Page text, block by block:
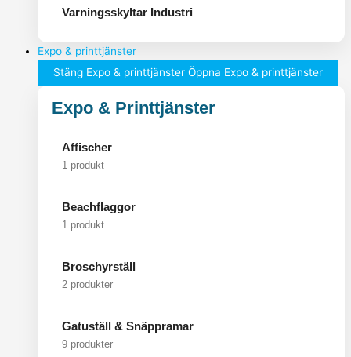
Varningsskyltar Industri
Expo & printtjänster
Stäng Expo & printtjänster Öppna Expo & printtjänster
Expo & Printtjänster
Affischer
1 produkt
Beachflaggor
1 produkt
Broschyrställ
2 produkter
Gatuställ & Snäppramar
9 produkter